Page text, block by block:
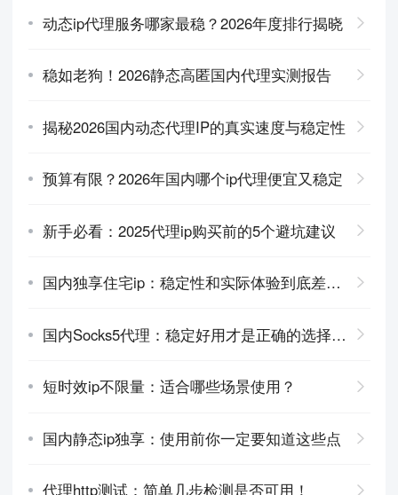
动态ip代理服务哪家最稳？2026年度排行揭晓
稳如老狗！2026静态高匿国内代理实测报告
揭秘2026国内动态代理IP的真实速度与稳定性
预算有限？2026年国内哪个ip代理便宜又稳定
新手必看：2025代理ip购买前的5个避坑建议
国内独享住宅ip：稳定性和实际体验到底差在哪
国内Socks5代理：稳定好用才是正确的选择思路
短时效ip不限量：适合哪些场景使用？
国内静态ip独享：使用前你一定要知道这些点
代理http测试：简单几步检测是否可用！